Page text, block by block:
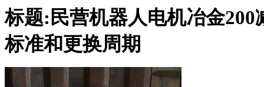
标题:民营机器人电机冶金200
标准和更换周期